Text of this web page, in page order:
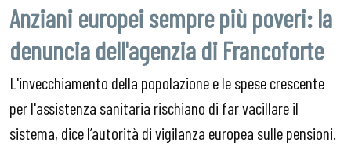
Anziani europei sempre più poveri: la
denuncia dell'agenzia di Francoforte
L'invecchiamento della popolazione e le spese crescente
per l'assistenza sanitaria rischiano di far vacillare il
sistema, dice l’autorità di vigilanza europea sulle pensioni.